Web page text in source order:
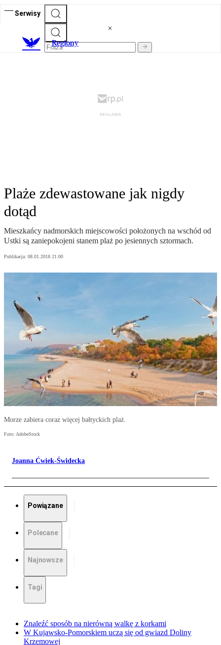
Serwisy
Regiony
Plaże zdewastowane jak nigdy
dotąd
Mieszkańcy nadmorskich miejscowości położonych na wschód od
Ustki są zaniepokojeni stanem plaż po jesiennych sztormach.
Publikacja: 08.01.2018 21:00
Morze zabiera coraz więcej bałtyckich plaż.
Foto: AdobeStock
Joanna Ćwiek-Świdecka
Powiązane
Polecane
Najnowsze
Tagi
Znaleźć sposób na nierówną walkę z korkami
W Kujawsko-Pomorskiem uczą się od gwiazd Doliny
Krzemowej